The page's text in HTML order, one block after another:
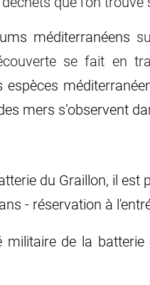
méditerranéens
se fait en
mers s’observent
du Graillon, il est
- réservation à
de la